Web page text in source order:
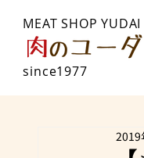
MEAT SHOP YUDAI
since1977
2019